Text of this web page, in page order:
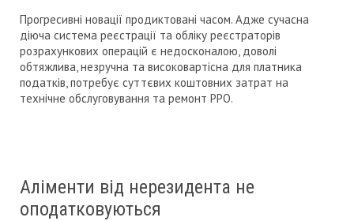
Прогресивні новації продиктовані часом. Адже сучасна
діюча система реєстрації та обліку реєстраторів
розрахункових операцій є недосконалою, доволі
обтяжлива, незручна та високовартісна для платника
податків, потребує суттєвих коштовних затрат на
технічне обслуговування та ремонт РРО.
Аліменти від нерезидента не
оподатковуються